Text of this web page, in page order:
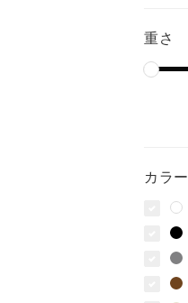
重さ
カラー